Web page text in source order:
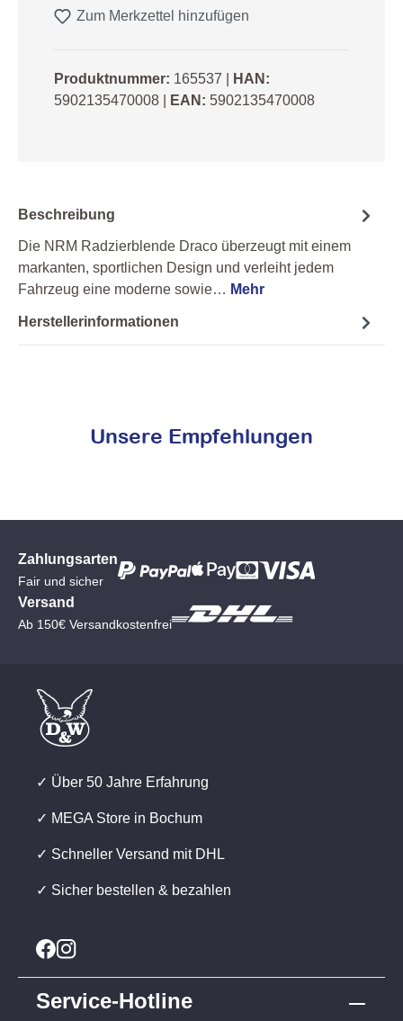
Zum Merkzettel hinzufügen
Produktnummer: 165537
HAN:
5902135470008
EAN: 5902135470008
Beschreibung
Die NRM Radzierblende Draco überzeugt mit einem
markanten, sportlichen Design und verleiht jedem
Fahrzeug eine moderne sowie… Mehr
Herstellerinformationen
Unsere Empfehlungen
Zahlungsarten
Fair und sicher
Versand
Ab 150€ Versandkostenfrei
✓ Über 50 Jahre Erfahrung
✓ MEGA Store in Bochum
✓ Schneller Versand mit DHL
✓ Sicher bestellen & bezahlen
Service-Hotline